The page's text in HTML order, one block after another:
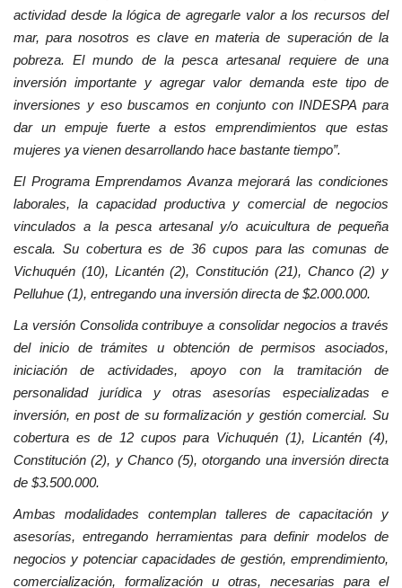
actividad desde la lógica de agregarle valor a los recursos del
mar, para nosotros es clave en materia de superación de la
pobreza. El mundo de la pesca artesanal requiere de una
inversión importante y agregar valor demanda este tipo de
inversiones y eso buscamos en conjunto con INDESPA para
dar un empuje fuerte a estos emprendimientos que estas
mujeres ya vienen desarrollando hace bastante tiempo”.
El Programa Emprendamos Avanza mejorará las condiciones
laborales, la capacidad productiva y comercial de negocios
vinculados a la pesca artesanal y/o acuicultura de pequeña
escala. Su cobertura es de 36 cupos para las comunas de
Vichuquén (10), Licantén (2), Constitución (21), Chanco (2) y
Pelluhue (1), entregando una inversión directa de $2.000.000.
La versión Consolida contribuye a consolidar negocios a través
del inicio de trámites u obtención de permisos asociados,
iniciación de actividades, apoyo con la tramitación de
personalidad jurídica y otras asesorías especializadas e
inversión, en post de su formalización y gestión comercial. Su
cobertura es de 12 cupos para Vichuquén (1), Licantén (4),
Constitución (2), y Chanco (5), otorgando una inversión directa
de $3.500.000.
Ambas modalidades contemplan talleres de capacitación y
asesorías, entregando herramientas para definir modelos de
negocios y potenciar capacidades de gestión, emprendimiento,
comercialización, formalización u otras, necesarias para el